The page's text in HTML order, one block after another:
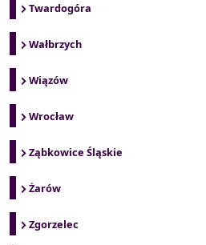
Twardogóra
Wałbrzych
Wiązów
Wrocław
Ząbkowice Śląskie
Żarów
Zgorzelec